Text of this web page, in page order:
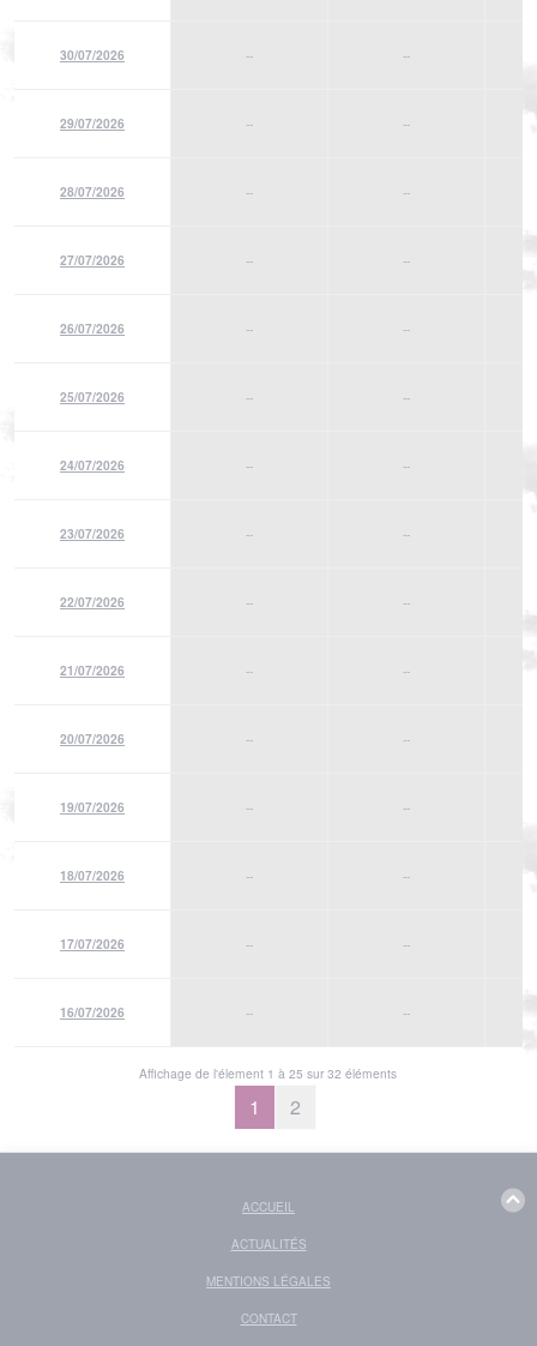
30/07/2026 -- --
29/07/2026 -- --
28/07/2026 -- --
27/07/2026 -- --
26/07/2026 -- --
25/07/2026 -- --
24/07/2026 -- --
23/07/2026 -- --
22/07/2026 -- --
21/07/2026 -- --
20/07/2026 -- --
19/07/2026 -- --
18/07/2026 -- --
17/07/2026 -- --
16/07/2026 -- --
Affichage de l'élement 1 à 25 sur 32 éléments
1 2
ACCUEIL
ACTUALITÉS
MENTIONS LÉGALES
CONTACT